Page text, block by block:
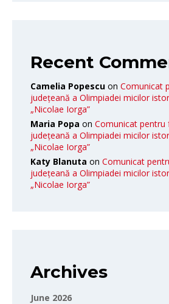
Recent
Camelia Popescu on Comunicat
județeană a Olimpiadei micilor
„Nicolae Iorga”
Maria Popa on Comunicat pentru
județeană a Olimpiadei micilor
„Nicolae Iorga”
Katy Blanuta on Comunicat
județeană a Olimpiadei micilor
„Nicolae Iorga”
Archives
June 2026